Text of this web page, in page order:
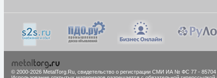
© 2000-2026 MetalTorg.Ru, cвидетельство о регистрации СМИ ИА № ФС 77 - 85704